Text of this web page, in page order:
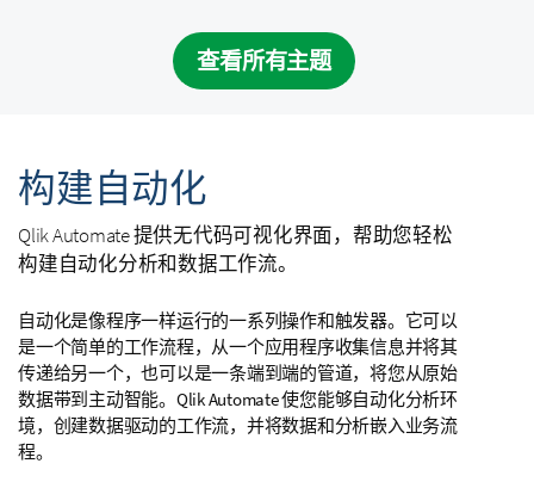
查看所有主题
构建自动化
Qlik Automate提供无代码可视化界面，帮助您轻松
构建自动化分析和数据工作流。
自动化是像程序一样运行的一系列操作和触发器。它可以
是一个简单的工作流程，从一个应用程序收集信息并将其
传递给另一个，也可以是一条端到端的管道，将您从原始
数据带到主动智能。 Qlik Automate使您能够自动化分析环
境，创建数据驱动的工作流，并将数据和分析嵌入业务流
程。